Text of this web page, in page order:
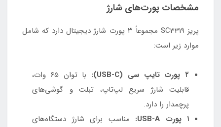
مشخصات پورت‌های شارژ
پریز SC3319 مجموعاً ۳ پورت شارژ دیجیتال دارد که شامل
موارد زیر است:
۲ پورت تایپ سی (USB-C):
با توان ۶۵ وات،
قابلیت شارژ سریع لپ‌تاپ، تبلت و گوشی‌های
پرچمدار را دارد.
۱ پورت USB-A:
مناسب برای شارژ دستگاه‌های